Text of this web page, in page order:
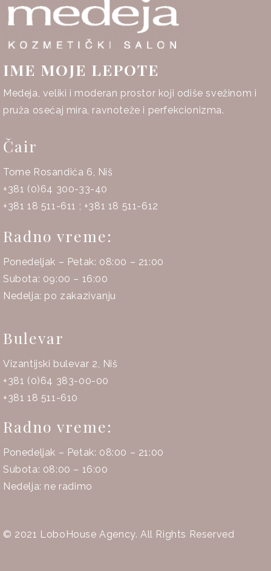
IME MOJE LEPOTE
Medeja, veliki i moderan prostor koji odiše svežinom i
pruža osećaj mira, ravnoteže i perfekcionizma.
Čair
Tome Rosandića 6, Niš
+381 (0)64 300-33-40
+381 18 511-611 ; +381 18 511-612
Radno vreme:
Ponedeljak – Petak: 08:00 – 21:00
Subota: 09:00 – 16:00
Nedelja: po zakazivanju
Bulevar
Vizantijski bulevar 2, Niš
+381 (0)64 383-00-00
+381 18 511-610
Radno vreme:
Ponedeljak – Petak: 08:00 – 21:00
Subota: 08:00 – 16:00
Nedelja: ne radimo
© 2021 LoboHouse Agency. All Rights Reserved